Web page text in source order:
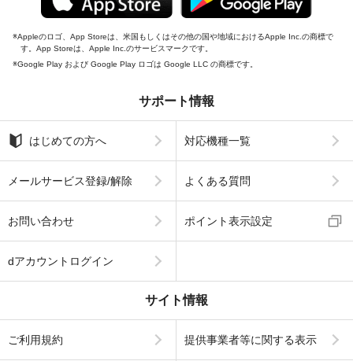
Appleのロゴ、App Storeは、米国もしくはその他の国や地域におけるApple Inc.の商標で
す。App Storeは、Apple Inc.のサービスマークです。
Google Play および Google Play ロゴは Google LLC の商標です。
サポート情報
はじめての方へ 対応機種一覧
メールサービス登録/解除 よくある質問
お問い合わせ ポイント表示設定
dアカウントログイン
サイト情報
ご利用規約 提供事業者等に関する表示